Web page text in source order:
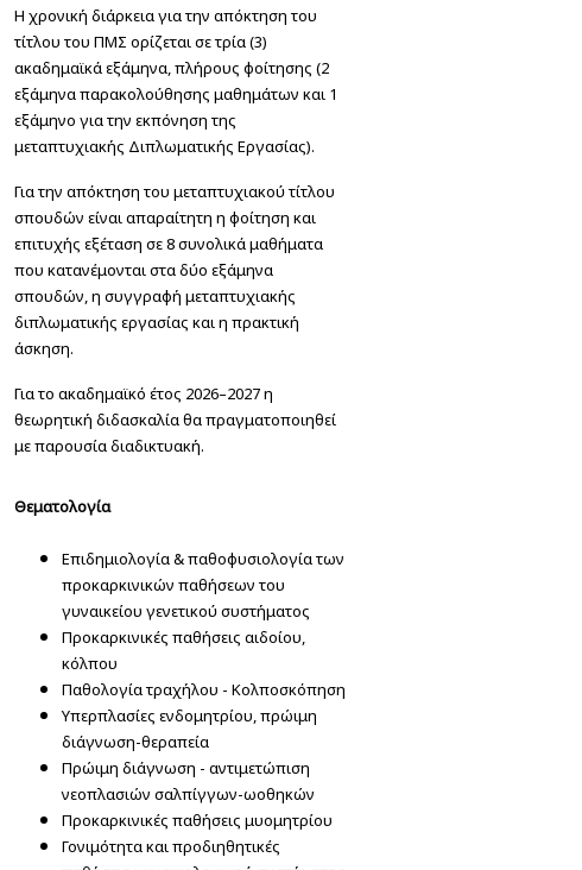
Η χρονική διάρκεια για την απόκτηση του
τίτλου του ΠΜΣ ορίζεται σε τρία (3)
ακαδημαϊκά εξάμηνα, πλήρους φοίτησης (2
εξάμηνα παρακολούθησης μαθημάτων και 1
εξάμηνο για την εκπόνηση της
μεταπτυχιακής Διπλωματικής Εργασίας).
Για την απόκτηση του μεταπτυχιακού τίτλου
σπουδών είναι απαραίτητη η φοίτηση και
επιτυχής εξέταση σε 8 συνολικά μαθήματα
που κατανέμονται στα δύο εξάμηνα
σπουδών, η συγγραφή μεταπτυχιακής
διπλωματικής εργασίας και η πρακτική
άσκηση.
Για το ακαδημαϊκό έτος 2026–2027 η
θεωρητική διδασκαλία θα πραγματοποιηθεί
με παρουσία διαδικτυακή.
Θεματολογία
Επιδημιολογία & παθοφυσιολογία των
προκαρκινικών παθήσεων του
γυναικείου γενετικού συστήματος
Προκαρκινικές παθήσεις αιδοίου,
κόλπου
Παθολογία τραχήλου - Κολποσκόπηση
Υπερπλασίες ενδομητρίου, πρώιμη
διάγνωση-θεραπεία
Πρώιμη διάγνωση - αντιμετώπιση
νεοπλασιών σαλπίγγων-ωοθηκών
Προκαρκινικές παθήσεις μυομητρίου
Γονιμότητα και προδιηθητικές